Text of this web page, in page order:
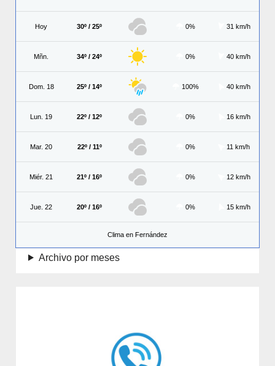
Hoy 30º / 25º 0% 31 km/h
Mñn. 34º / 24º 0% 40 km/h
Dom. 18 25º / 14º 100% 40 km/h
Lun. 19 22º / 12º 0% 16 km/h
Mar. 20 22º / 11º 0% 11 km/h
Miér. 21 21º / 16º 0% 12 km/h
Jue. 22 20º / 16º 0% 15 km/h
Clima en Fernández
Archivo por meses